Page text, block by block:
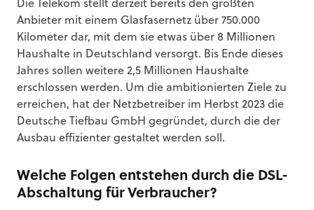
Die Telekom stellt derzeit bereits den größten
Anbieter mit einem Glasfasernetz über 750.000
Kilometer dar, mit dem sie etwas über 8 Millionen
Haushalte in Deutschland versorgt. Bis Ende dieses
Jahres sollen weitere 2,5 Millionen Haushalte
erschlossen werden. Um die ambitionierten Ziele zu
erreichen, hat der Netzbetreiber im Herbst 2023 die
Deutsche Tiefbau GmbH gegründet, durch die der
Ausbau effizienter gestaltet werden soll.
Welche Folgen entstehen durch die DSL-
Abschaltung für Verbraucher?